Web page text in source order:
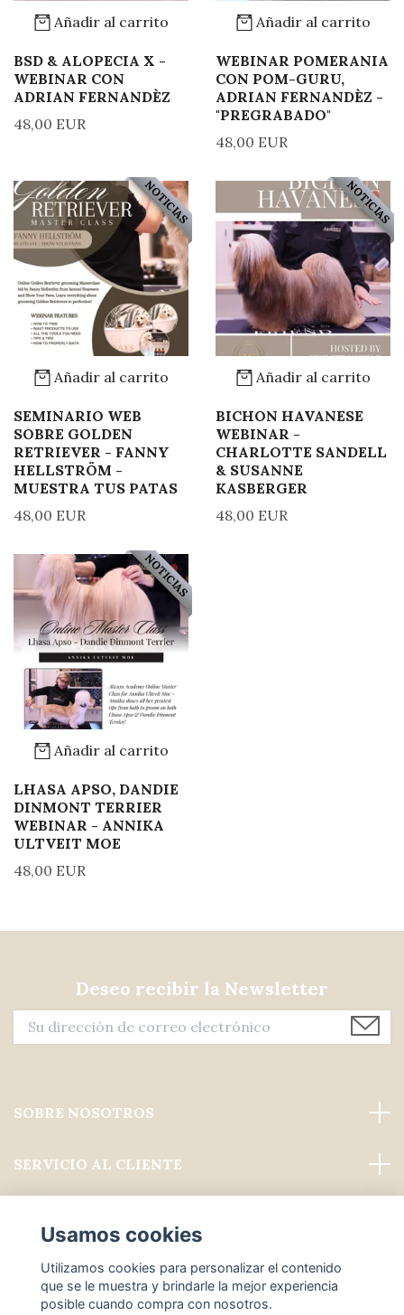
Añadir al carrito
BSD & ALOPECIA X -
WEBINAR CON
ADRIAN FERNANDÈZ
48,00 EUR
Añadir al carrito
WEBINAR POMERANIA
CON POM-GURU,
ADRIAN FERNANDÈZ -
"PREGRABADO"
48,00 EUR
NOTICIAS
Añadir al carrito
SEMINARIO WEB
SOBRE GOLDEN
RETRIEVER - FANNY
HELLSTRÖM -
MUESTRA TUS PATAS
48,00 EUR
NOTICIAS
Añadir al carrito
BICHON HAVANESE
WEBINAR -
CHARLOTTE SANDELL
& SUSANNE
KASBERGER
48,00 EUR
NOTICIAS
Añadir al carrito
LHASA APSO, DANDIE
DINMONT TERRIER
WEBINAR - ANNIKA
ULTVEIT MOE
48,00 EUR
Deseo recibir la Newsletter
SOBRE NOSOTROS
SERVICIO AL CLIENTE
Medios de comunicación social
Usamos cookies
Utilizamos cookies para personalizar el contenido
que se le muestra y brindarle la mejor experiencia
posible cuando compra con nosotros.